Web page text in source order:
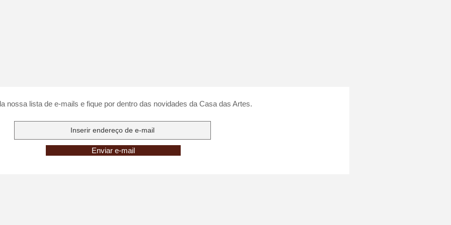
nossa lista de e-mails e fique por dentro das novidades da Casa das Artes.
Enviar e-mail